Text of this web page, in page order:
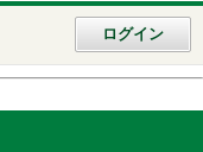
ログイン